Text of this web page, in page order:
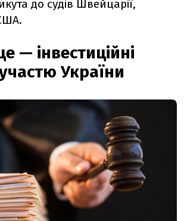
до судів Швейцарії,
— інвестиційні
України